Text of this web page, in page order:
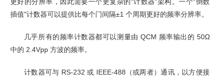
更好的分辨率，因此需要一个更复杂的“计数器"架构。一个“倒数
插值"计数器可以提供比每个门间隔±1 个周期更好的频率分辨率。
几乎所有的频率计数器都可以测量由 QCM 频率输出的 50Ω
中的 2.4Vpp 方波的频率。
计数器可与 RS-232 或 IEEE-488（或两者）通讯，以方便接